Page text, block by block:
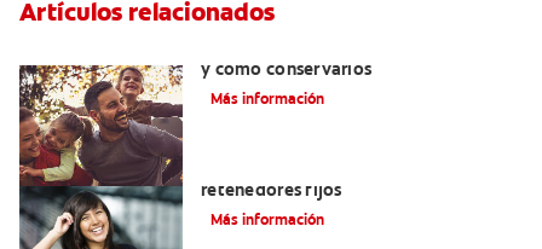
Artículos relacionados
y cómo conservarlos
Más información
retenedores fijos
Más información